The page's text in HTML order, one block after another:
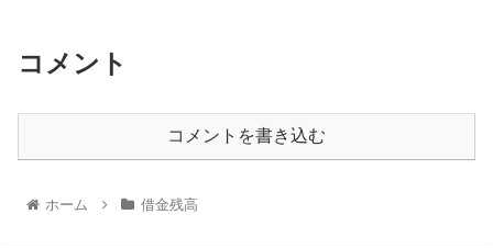
コメント
コメントを書き込む
ホーム 借金残高